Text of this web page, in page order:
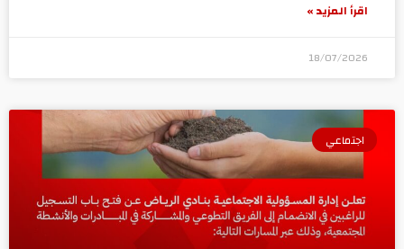
اقرأ المزيد »
18/07/2026
اجتماعي